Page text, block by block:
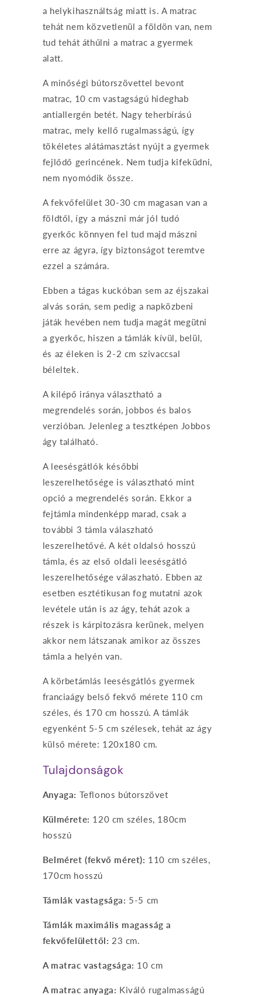
a helykihasználtság miatt is. A matrac
tehát nem közvetlenül a földön van, nem
tud tehát áthűlni a matrac a gyermek
alatt.
A minőségi bútorszövettel bevont
matrac, 10 cm vastagságú hideghab
antiallergén betét. Nagy teherbírású
matrac, mely kellő rugalmasságú, így
tökéletes alátámasztást nyújt a gyermek
fejlődő gerincének. Nem tudja kifeküdni,
nem nyomódik össze.
A fekvőfelület 30-30 cm magasan van a
földtől, így a mászni már jól tudó
gyerkőc könnyen fel tud majd mászni
erre az ágyra, így biztonságot teremtve
ezzel a számára.
Ebben a tágas kuckóban sem az éjszakai
alvás során, sem pedig a napközbeni
játák hevében nem tudja magát megütni
a gyerkőc, hiszen a támlák kívül, belül,
és az éleken is 2-2 cm szivaccsal
béleltek.
A kilépő iránya választható a
megrendelés során, jobbos és balos
verzióban. Jelenleg a tesztképen Jobbos
ágy található.
A leesésgátlók későbbi
leszerelhetősége is választható mint
opció a megrendelés során. Ekkor a
fejtámla mindenképp marad, csak a
további 3 támla válaszható
leszerelhetővé. A két oldalsó hosszú
támla, és az első oldali leesésgátló
leszerelhetősége válaszható. Ebben az
esetben esztétikusan fog mutatni azok
levétele után is az ágy, tehát azok a
részek is kárpitozásra kerünek, melyen
akkor nem látszanak amikor az összes
támla a helyén van.
A körbetámlás leesésgátlós gyermek
franciaágy belső fekvő mérete 110 cm
széles, és 170 cm hosszú. A támlák
egyenként 5-5 cm szélesek, tehát az ágy
külső mérete: 120x180 cm.
Tulajdonságok
Anyaga: Teflonos bútorszövet
Külmérete: 120 cm széles, 180cm
hosszú
Belméret (fekvő méret): 110 cm széles,
170cm hosszú
Támlák vastagsága: 5-5 cm
Támlák maximális magasság a
fekvőfelülettől: 23 cm.
A matrac vastagsága: 10 cm
A matrac anyaga: Kiváló rugalmasságú